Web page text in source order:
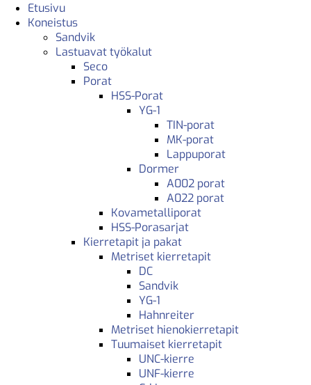
Etusivu
Koneistus
Sandvik
Lastuavat työkalut
Seco
Porat
HSS-Porat
YG-1
TIN-porat
MK-porat
Lappuporat
Dormer
A002 porat
A022 porat
Kovametalliporat
HSS-Porasarjat
Kierretapit ja pakat
Metriset kierretapit
DC
Sandvik
YG-1
Hahnreiter
Metriset hienokierretapit
Tuumaiset kierretapit
UNC-kierre
UNF-kierre